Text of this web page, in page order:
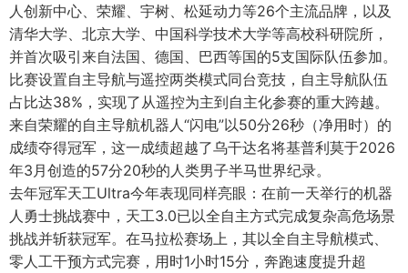
人创新中心、荣耀、宇树、松延动力等26个主流品牌，以及
清华大学、北京大学、中国科学技术大学等高校科研院所，
并首次吸引来自法国、德国、巴西等国的5支国际队伍参加。
比赛设置自主导航与遥控两类模式同台竞技，自主导航队伍
占比达38%，实现了从遥控为主到自主化参赛的重大跨越。
来自荣耀的自主导航机器人“闪电”以50分26秒（净用时）的
成绩夺得冠军，这一成绩超越了乌干达名将基普利莫于2026
年3月创造的57分20秒的人类男子半马世界纪录。
去年冠军天工Ultra今年表现同样亮眼：在前一天举行的机器
人勇士挑战赛中，天工3.0已以全自主方式完成复杂高危场景
挑战并斩获冠军。在马拉松赛场上，其以全自主导航模式、
零人工干预方式完赛，用时1小时15分，奔跑速度提升超